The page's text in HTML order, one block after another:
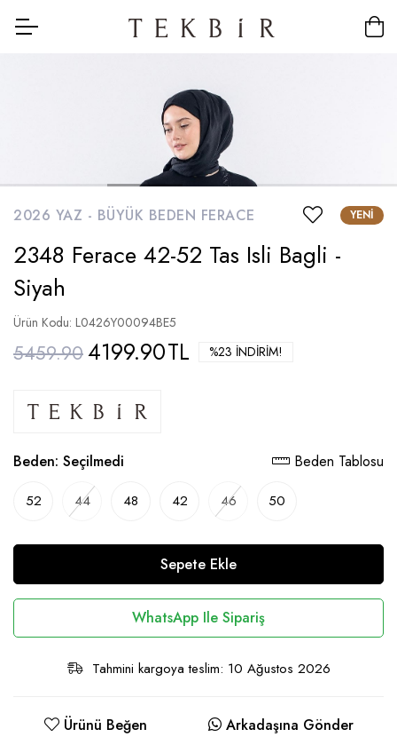
2026 YAZ - BÜYÜK BEDEN FERACE YENI
2348 Ferace 42-52 Tas Isli Bagli -
Siyah
Ürün Kodu: L0426Y00094BE5
5459.904199.90TL %23 İNDIRIM!
Beden: Seçilmedi Beden Tablosu
52 44 48 42 46 50
Sepete Ekle
WhatsApp Ile Sipariş
Tahmini kargoya teslim: 10 Ağustos 2026
Ürünü Beğen Arkadaşına Gönder